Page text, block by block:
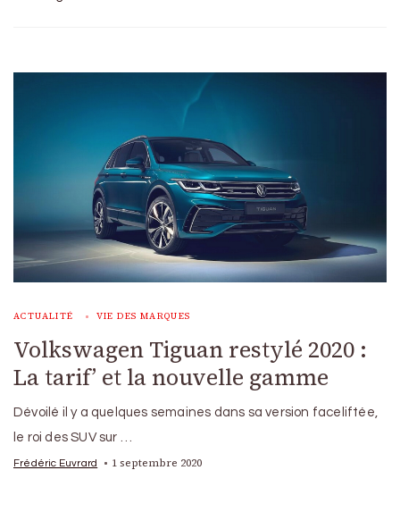
ACTUALITÉ VIE DES MARQUES
Volkswagen Tiguan restylé 2020 :
La tarif’ et la nouvelle gamme
Dévoilé il y a quelques semaines dans sa version faceliftée,
le roi des SUV sur …
Frédéric Euvrard 1 septembre 2020